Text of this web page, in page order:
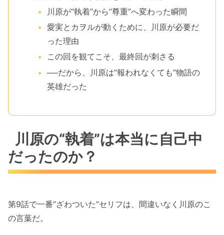
川原が“執着”から“尊重”へ変わった瞬間
愛実とカヲルが動くために、川原が必要だ
った理由
この回を観てこそ、最終回が刺さる
──だから、川原は“報われなくても”物語の
英雄だった
川原の“執着”は本当に自己中
だったのか？
第9話で一番“ざわついた”セリフは、間違いなく川原のこ
の言葉だ。